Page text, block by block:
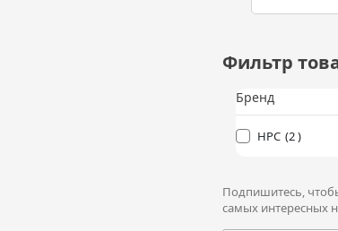
Фильтр
Бренд
HPC (2 )
Подпишитесь,
самых интересных